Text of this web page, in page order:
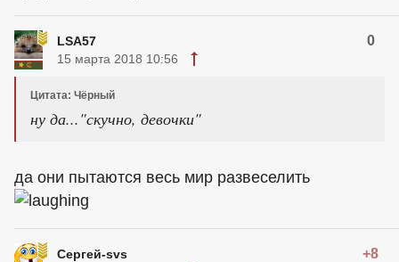
LSA57 0
15 марта 2018 10:56
Цитата: Чёрный
ну да..."скучно, девочки"
да они пытаются весь мир развеселить
Сергей-svs +8